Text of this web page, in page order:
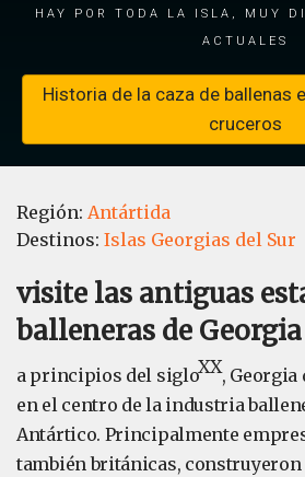
hay por toda la isla, muy
actuales
Historia de la caza de ballenas
cruceros
Región: Antártida
Destinos: Islas Georgias del Sur
visite las antiguas
balleneras de
a principios del sigloXX, Georgia
en el centro de la industria
Antártico. Principalmente
también británicas,